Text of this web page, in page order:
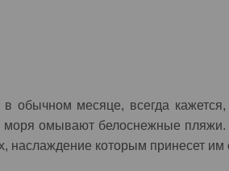
месяце, всегда кажется,
омывают белоснежные
которым принесет им